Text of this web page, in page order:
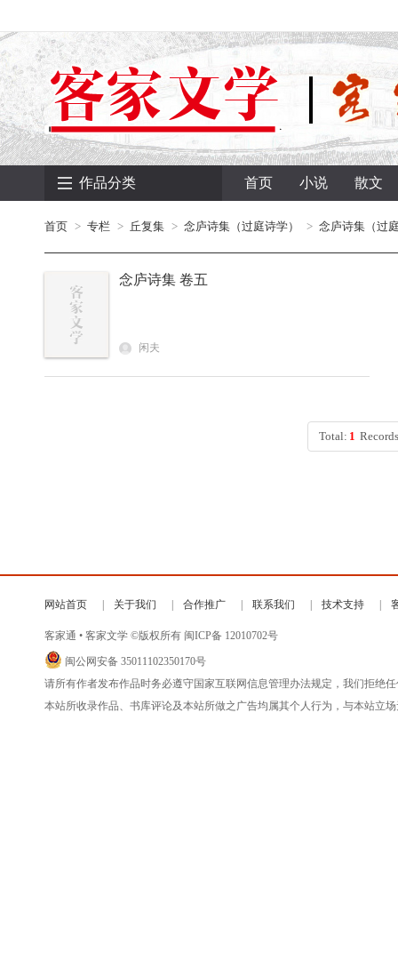
作品分类 首页 小说 散文
首页 专栏 丘复集 念庐诗集（过庭诗学） 念庐诗集（过
念庐诗集 卷五
闲夫
Total: 1
网站首页 关于我们 合作推广 联系我们 技术支持
客家通 • 客家文学 ©版权所有 闽ICP备 12010702号
闽公网安备 35011102350170号
请所有作者发布作品时务必遵守国家互联网信息管理办法规定，我们拒绝
本站所收录作品、书库评论及本站所做之广告均属其个人行为，与本站立